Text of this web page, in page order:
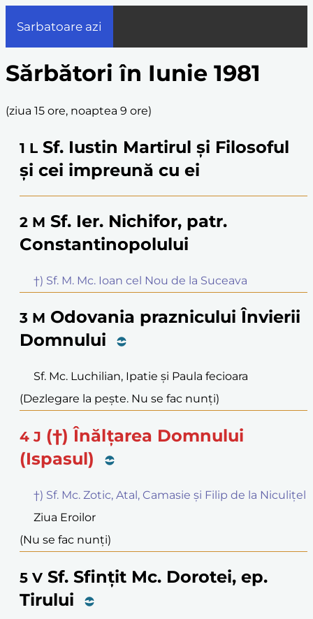
Sarbatoare azi
Sărbători în Iunie 1981
(ziua 15 ore, noaptea 9 ore)
1 L Sf. Iustin Martirul și Filosoful
și cei impreună cu ei
2 M Sf. Ier. Nichifor, patr.
Constantinopolului
†) Sf. M. Mc. Ioan cel Nou de la Suceava
3 M Odovania praznicului Învierii
Domnului
Sf. Mc. Luchilian, Ipatie și Paula fecioara
(Dezlegare la pește. Nu se fac nunți)
4 J (†) Înălțarea Domnului
(Ispasul)
†) Sf. Mc. Zotic, Atal, Camasie și Filip de la Niculițel
Ziua Eroilor
(Nu se fac nunți)
5 V Sf. Sfințit Mc. Dorotei, ep.
Tirului